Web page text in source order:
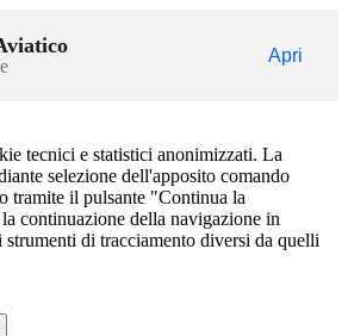
Apri
tecnici e statistici anonimizzati. La
selezione dell'apposito comando
tramite il pulsante "Continua la
continuazione della navigazione in
strumenti di tracciamento diversi da quelli